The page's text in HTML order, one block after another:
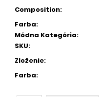
Composition:
Farba:
Módna Kategória:
SKU:
Zloženie:
Farba: